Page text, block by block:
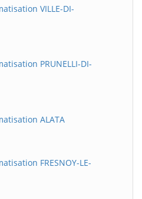
VILLE-DI-
PRUNELLI-DI-
ALATA
FRESNOY-LE-